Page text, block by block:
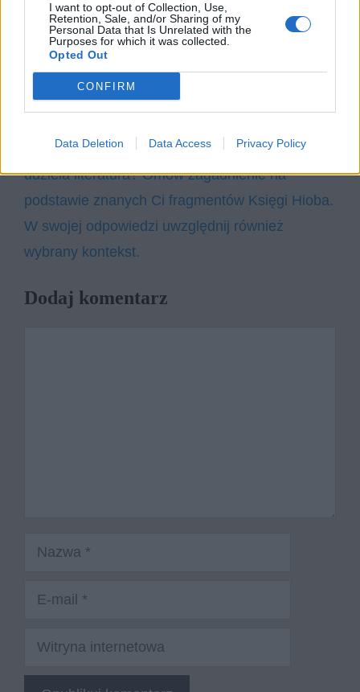
I want to opt-out of Collection, Use,
Retention, Sale, and/or Sharing of my
Personal Data that Is Unrelated with the
Purposes for which it was collected.
Opted Out
CONFIRM
Data Deletion Data Access Privacy Policy
Kategorie
opracowania
Tagi
Antygona - opracowanie
Edyp i Kreon – charakterystyka
Jakich odpowiedzi na pytanie o sens życia
udziela literatura? Omów zagadnienie na
podstawie znanych Ci fragmentów Księgi Hioba.
W swojej odpowiedzi uwzględnij również
wybrany kontekst.
Dodaj komentarz
Witryna
internetowa